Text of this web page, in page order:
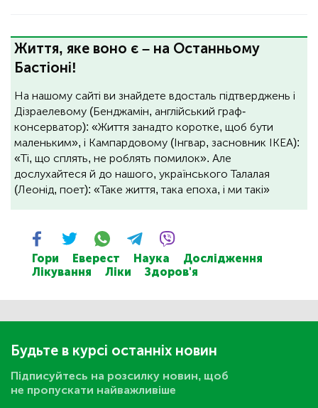
Життя, яке воно є – на Останньому
Бастіоні!
На нашому сайті ви знайдете вдосталь підтверджень і
Дізраелевому (Бенджамін, англійський граф-
консерватор): «Життя занадто коротке, щоб бути
маленьким», і Кампардовому (Інгвар, засновник ІКЕА):
«Ті, що сплять, не роблять помилок». Але
дослухайтеся й до нашого, українського Талалая
(Леонід, поет): «Таке життя, така епоха, і ми такі»
Гори Еверест Наука
Дослідження
Лікування
Ліки Здоров'я
Будьте в курсі останніх новин
Підписуйтесь на розсилку новин, щоб
не пропускати найважливіше